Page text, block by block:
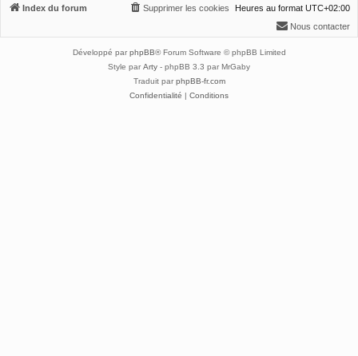
Index du forum Heures au format UTC+02:00
Supprimer les cookies
Nous contacter
Développé par phpBB® Forum Software © phpBB Limited
Style par Arty - phpBB 3.3 par MrGaby
Traduit par phpBB-fr.com
Confidentialité | Conditions